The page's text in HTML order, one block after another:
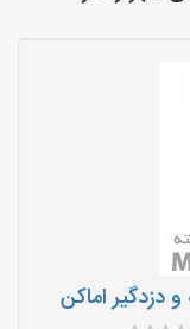
دزدگیر اماکن